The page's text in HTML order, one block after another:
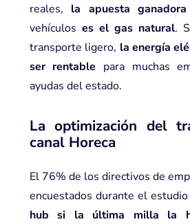
reales, la apuesta ganadora
vehículos es el gas natural.
transporte ligero, la energía
ser rentable para muchas
ayudas del estado.
La optimización del
canal Horeca
El 76% de los directivos de
encuestados durante el
hub si la última milla la